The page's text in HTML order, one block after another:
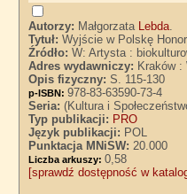
Autorzy: Małgorzata Lebda.
Tytuł:Wyjście w Polskę
Źródło:W: Artysta :
Adres wydawniczy: Kraków :
Opis fizyczny:S. 115-130
p-ISBN:978-83-63590-73-4
Seria:(Kultura i
Typ publikacji: PRO
Język publikacji: POL
Punktacja MNiSW:20.000
Liczba arkuszy:0,58
[sprawdź dostępność w